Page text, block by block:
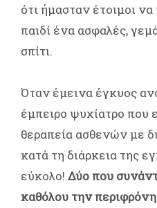
ότι ήμασταν έτοιμοι
παιδί ένα ασφαλές,
σπίτι.
Όταν έμεινα έγκυος
έμπειρο ψυχίατρο που
θεραπεία ασθενών με
κατά τη διάρκεια της
εύκολο! Δύο που
καθόλου την